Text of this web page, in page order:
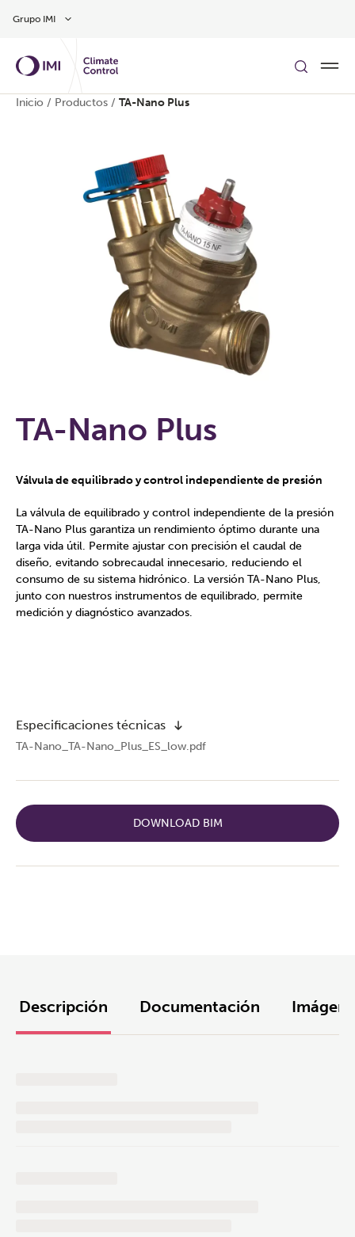
Grupo IMI
Inicio / Productos / TA-Nano Plus
TA-Nano Plus
Válvula de equilibrado y control independiente de presión
La válvula de equilibrado y control independiente de la presión
TA-Nano Plus garantiza un rendimiento óptimo durante una
larga vida útil. Permite ajustar con precisión el caudal de
diseño, evitando sobrecaudal innecesario, reduciendo el
consumo de su sistema hidrónico. La versión TA-Nano Plus,
junto con nuestros instrumentos de equilibrado, permite
medición y diagnóstico avanzados.
Especificaciones técnicas
TA-Nano_TA-Nano_Plus_ES_low.pdf
DOWNLOAD BIM
Descripción Documentación